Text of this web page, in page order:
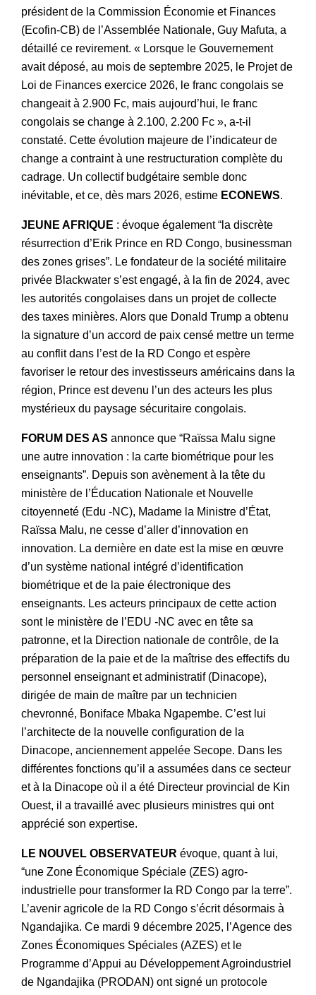
président de la Commission Économie et Finances
(Ecofin-CB) de l’Assemblée Nationale, Guy Mafuta, a
détaillé ce revirement. « Lorsque le Gouvernement
avait déposé, au mois de septembre 2025, le Projet de
Loi de Finances exercice 2026, le franc congolais se
changeait à 2.900 Fc, mais aujourd’hui, le franc
congolais se change à 2.100, 2.200 Fc », a-t-il
constaté. Cette évolution majeure de l’indicateur de
change a contraint à une restructuration complète du
cadrage. Un collectif budgétaire semble donc
inévitable, et ce, dès mars 2026, estime ECONEWS.
JEUNE AFRIQUE : évoque également “la discrète
résurrection d’Erik Prince en RD Congo, businessman
des zones grises”. Le fondateur de la société militaire
privée Blackwater s’est engagé, à la fin de 2024, avec
les autorités congolaises dans un projet de collecte
des taxes minières. Alors que Donald Trump a obtenu
la signature d’un accord de paix censé mettre un terme
au conflit dans l’est de la RD Congo et espère
favoriser le retour des investisseurs américains dans la
région, Prince est devenu l’un des acteurs les plus
mystérieux du paysage sécuritaire congolais.
FORUM DES AS annonce que “Raïssa Malu signe
une autre innovation : la carte biométrique pour les
enseignants”. Depuis son avènement à la tête du
ministère de l’Éducation Nationale et Nouvelle
citoyenneté (Edu -NC), Madame la Ministre d’État,
Raïssa Malu, ne cesse d’aller d’innovation en
innovation. La dernière en date est la mise en œuvre
d’un système national intégré d’identification
biométrique et de la paie électronique des
enseignants. Les acteurs principaux de cette action
sont le ministère de l’EDU -NC avec en tête sa
patronne, et la Direction nationale de contrôle, de la
préparation de la paie et de la maîtrise des effectifs du
personnel enseignant et administratif (Dinacope),
dirigée de main de maître par un technicien
chevronné, Boniface Mbaka Ngapembe. C’est lui
l’architecte de la nouvelle configuration de la
Dinacope, anciennement appelée Secope. Dans les
différentes fonctions qu’il a assumées dans ce secteur
et à la Dinacope où il a été Directeur provincial de Kin
Ouest, il a travaillé avec plusieurs ministres qui ont
apprécié son expertise.
LE NOUVEL OBSERVATEUR évoque, quant à lui,
“une Zone Économique Spéciale (ZES) agro-
industrielle pour transformer la RD Congo par la terre”.
L’avenir agricole de la RD Congo s’écrit désormais à
Ngandajika. Ce mardi 9 décembre 2025, l’Agence des
Zones Économiques Spéciales (AZES) et le
Programme d’Appui au Développement Agroindustriel
de Ngandajika (PRODAN) ont signé un protocole